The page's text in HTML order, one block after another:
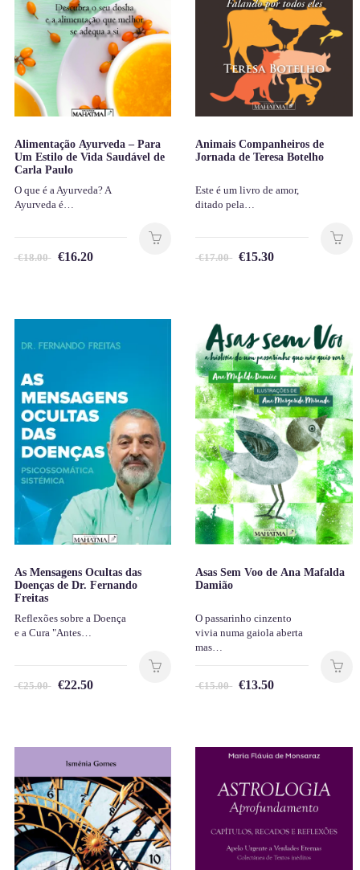
Alimentação Ayurveda – Para
Um Estilo de Vida Saudável de
Carla Paulo
O que é a Ayurveda? A
Ayurveda é…
€18.00 €16.20
Animais Companheiros de
Jornada de Teresa Botelho
Este é um livro de amor,
ditado pela…
€17.00 €15.30
As Mensagens Ocultas das
Doenças de Dr. Fernando
Freitas
Reflexões sobre a Doença
e a Cura "Antes…
€25.00 €22.50
Asas Sem Voo de Ana Mafalda
Damião
O passarinho cinzento
vivia numa gaiola aberta
mas…
€15.00 €13.50